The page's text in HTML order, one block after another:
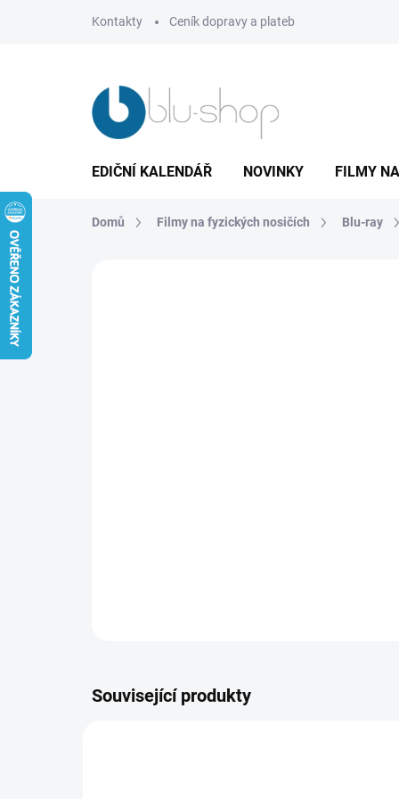
Kontakty Ceník dopravy a plateb
EDIČNÍ KALENDÁŘ NOVINKY FILMY
Domů Filmy na fyzických nosičích Blu-ray
Související produkty